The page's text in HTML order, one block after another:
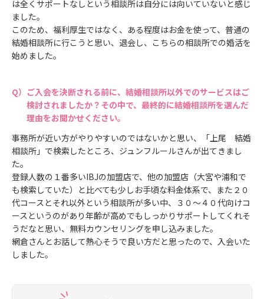
は全くサポートなしという相談所は自分には向いていないと感じ
ました。
このため、福利厚生ではなく、ある程度はお金を使って、普通の
結婚相談所に行こうと思い、退会し、こちらの相談所での婚活を
始めました。
ご入会を決断される前に、結婚相談所以外でのサービスはご
検討されましたか？その中で、最終的に結婚相談所を選んだ
理由をお聞かせください。
事務所が近い方がやりやすいのではないかと思い、「上尾 結婚
相談所」で検索したところ、ジュンフルールさんが出てきまし
た。
登録人数の１番多いIBJの加盟店で、他の加盟店（大宮や浦和で
も検索していた）と比べても少しお手頃な料金体系で、また２０
代コースとそれ以外という相談所が多い中、３０～４０代向けコ
ースというのがあり年齢が高めでもしっかりサポートしてくれそ
うだなと思い、無料カウンセリングを申し込みました。
網倉さんとお話して熱心そうで良い方だと思ったので、入会いた
しました。